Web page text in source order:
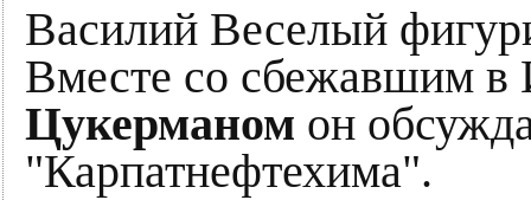
Василий Веселый
Вместе со сбежавшим в
Цукерманом он
"Карпатнефтехима".